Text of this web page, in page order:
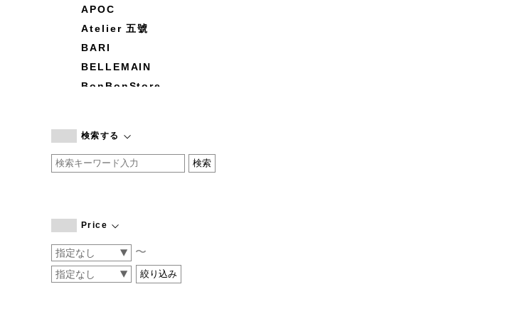
APOC
Atelier 五號
BARI
BELLEMAIN
BonBonStore
by basics
CATWORTH
COGTHEBIGSMOKE
CONVERSE
DEAN & DELUCA
検索する
Price
〜